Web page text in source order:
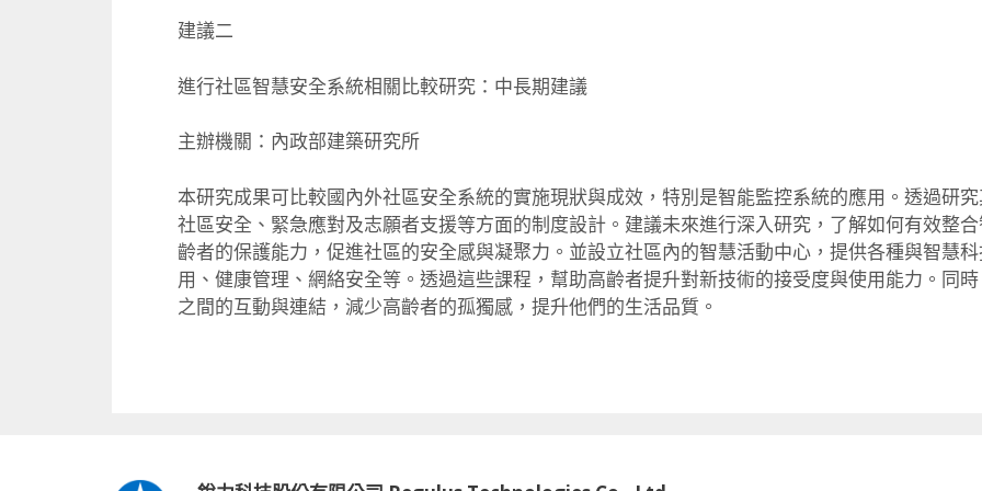
建議二
進行社區智慧安全系統相關比較研究：中長期建議
主辦機關：內政部建築研究所
本研究成果可比較國內外社區安全系統的實施現狀與成效， 特別是智能監控系統的應用。透過研
社區安全、 緊急應對及志願者支援等方面的制度設計。建議未來進行深入研究， 了解如何有效整
齡者的保護能力，促進社區的安全感與凝聚力。 並設立社區內的智慧活動中心， 提供各種與智慧
用、 健康管理、網絡安全等。透過這些課程， 幫助高齡者提升對新技術的接受度與使用能力。同
之間的互動與連結， 減少高齡者的孤獨感，提升他們的生活品質。